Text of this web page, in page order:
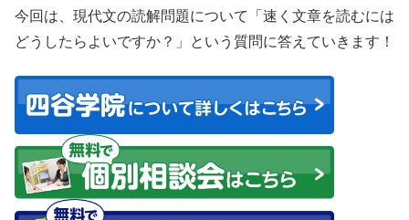
今回は、現代文の読解問題について
「速く文章を読むには
どうしたらよいですか？」
という質問に答えていきます！